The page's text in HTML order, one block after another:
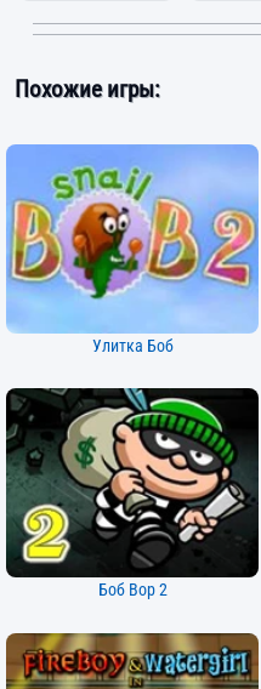
Похожие игры:
Улитка Боб
Боб Вор 2